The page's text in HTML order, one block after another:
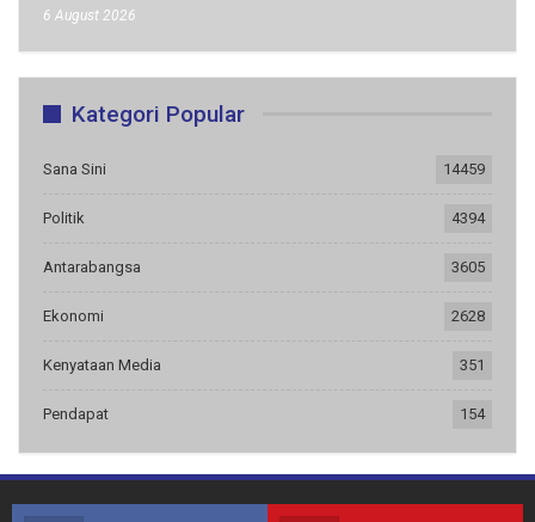
6 August 2026
Kategori Popular
Sana Sini 14459
Politik 4394
Antarabangsa 3605
Ekonomi 2628
Kenyataan Media 351
Pendapat 154